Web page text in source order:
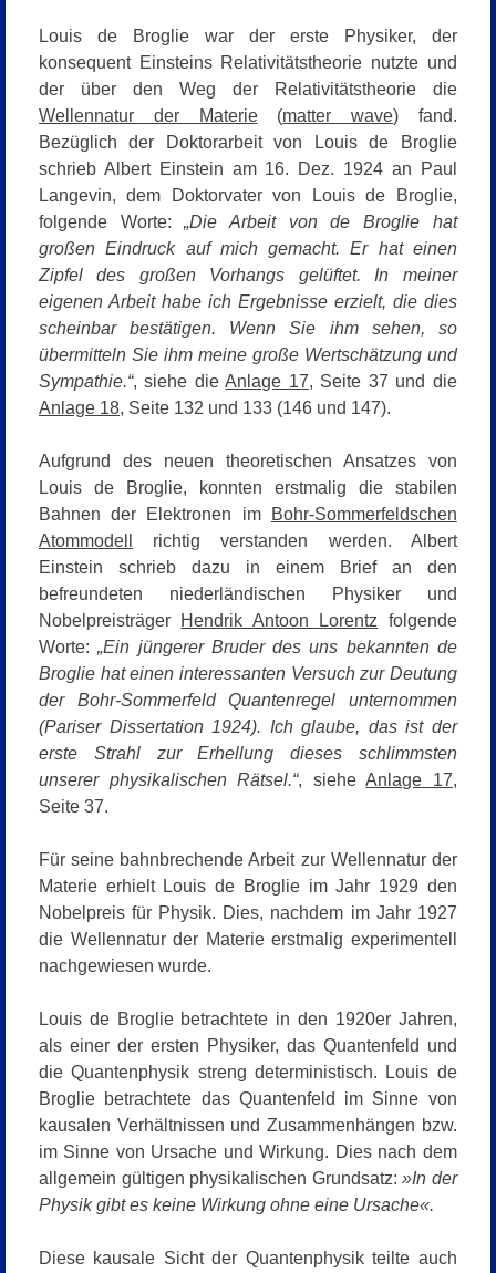
Louis de Broglie war der erste Physiker, der
konsequent Einsteins Relativitätstheorie nutzte und
der über den Weg der Relativitätstheorie die
Wellennatur der Materie(matter wave) fand.
Bezüglich der Doktorarbeit von Louis de Broglie
schrieb Albert Einstein am 16. Dez. 1924 an Paul
Langevin, dem Doktorvater von Louis de Broglie,
folgende Worte:„Die Arbeit von de Broglie hat
großen Eindruck auf mich gemacht. Er hat einen
Zipfel des großen Vorhangs gelüftet. In meiner
eigenen Arbeit habe ich Ergebnisse erzielt, die dies
scheinbar bestätigen. Wenn Sie ihm sehen, so
übermitteln Sie ihm meine große Wertschätzung und
Sympathie.“, siehe dieAnlage 17, Seite 37 und die
Anlage 18, Seite 132 und 133 (146 und 147).
Aufgrund des neuen theoretischen Ansatzes von
Louis de Broglie, konnten erstmalig die stabilen
Bahnen der Elektronen im
Bohr-Sommerfeldschen
Atommodell
richtig verstanden werden. Albert
Einstein schrieb dazu in einem Brief an den
befreundeten niederländischen Physiker und
Nobelpreisträger Hendrik Antoon Lorentz folgende
Worte:„Ein jüngerer Bruder des uns bekannten de
Broglie hat einen interessanten Versuch zur Deutung
der Bohr-Sommerfeld Quantenregel unternommen
(Pariser Dissertation 1924). Ich glaube, das ist der
erste Strahl zur Erhellung dieses schlimmsten
unserer physikalischen Rätsel.“, sieheAnlage 17,
Seite 37.
Für seine bahnbrechende Arbeit zur Wellennatur der
Materie erhielt Louis de Broglie im Jahr 1929 den
Nobelpreis für Physik. Dies, nachdem im Jahr 1927
die Wellennatur der Materie erstmalig experimentell
nachgewiesen wurde.
Louis de Broglie betrachtete in den 1920er Jahren,
als einer der ersten Physiker, das Quantenfeld und
die Quantenphysik streng deterministisch. Louis de
Broglie betrachtete das Quantenfeld im Sinne von
kausalen Verhältnissen und Zusammenhängen bzw.
im Sinne von Ursache und Wirkung. Dies nach dem
allgemein gültigen physikalischen Grundsatz:»In der
Physik gibt es keine Wirkung ohne eine Ursache«.
Diese kausale Sicht der Quantenphysik teilte auch